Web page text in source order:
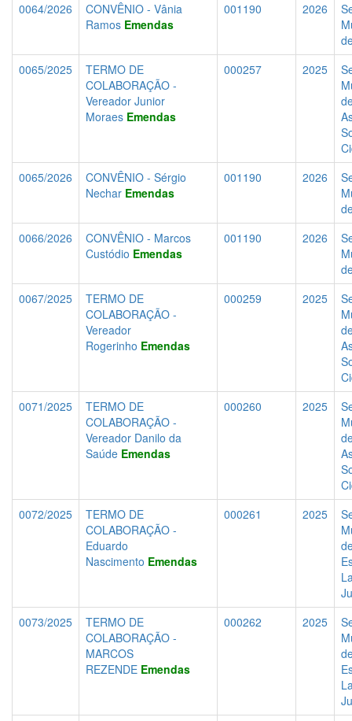
0064/2026
CONVÊNIO - Vânia
Ramos Emendas
001190 2026
0065/2025
TERMO DE
COLABORAÇÃO -
Vereador Junior
Moraes Emendas
000257 2025
0065/2026
CONVÊNIO - Sérgio
Nechar Emendas
001190 2026
0066/2026
CONVÊNIO - Marcos
Custódio Emendas
001190 2026
0067/2025
TERMO DE
COLABORAÇÃO -
Vereador
Rogerinho Emendas
000259 2025
0071/2025
TERMO DE
COLABORAÇÃO -
Vereador Danilo da
Saúde Emendas
000260 2025
0072/2025
TERMO DE
COLABORAÇÃO -
Eduardo
Nascimento Emendas
000261 2025
0073/2025
TERMO DE
COLABORAÇÃO -
MARCOS
REZENDE Emendas
000262 2025